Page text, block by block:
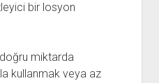
bir losyon
miktarda
kullanmak veya az